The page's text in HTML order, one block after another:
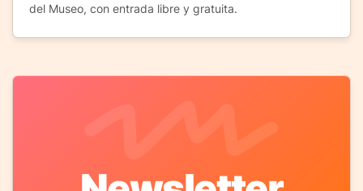
del Museo, con entrada libre y gratuita.